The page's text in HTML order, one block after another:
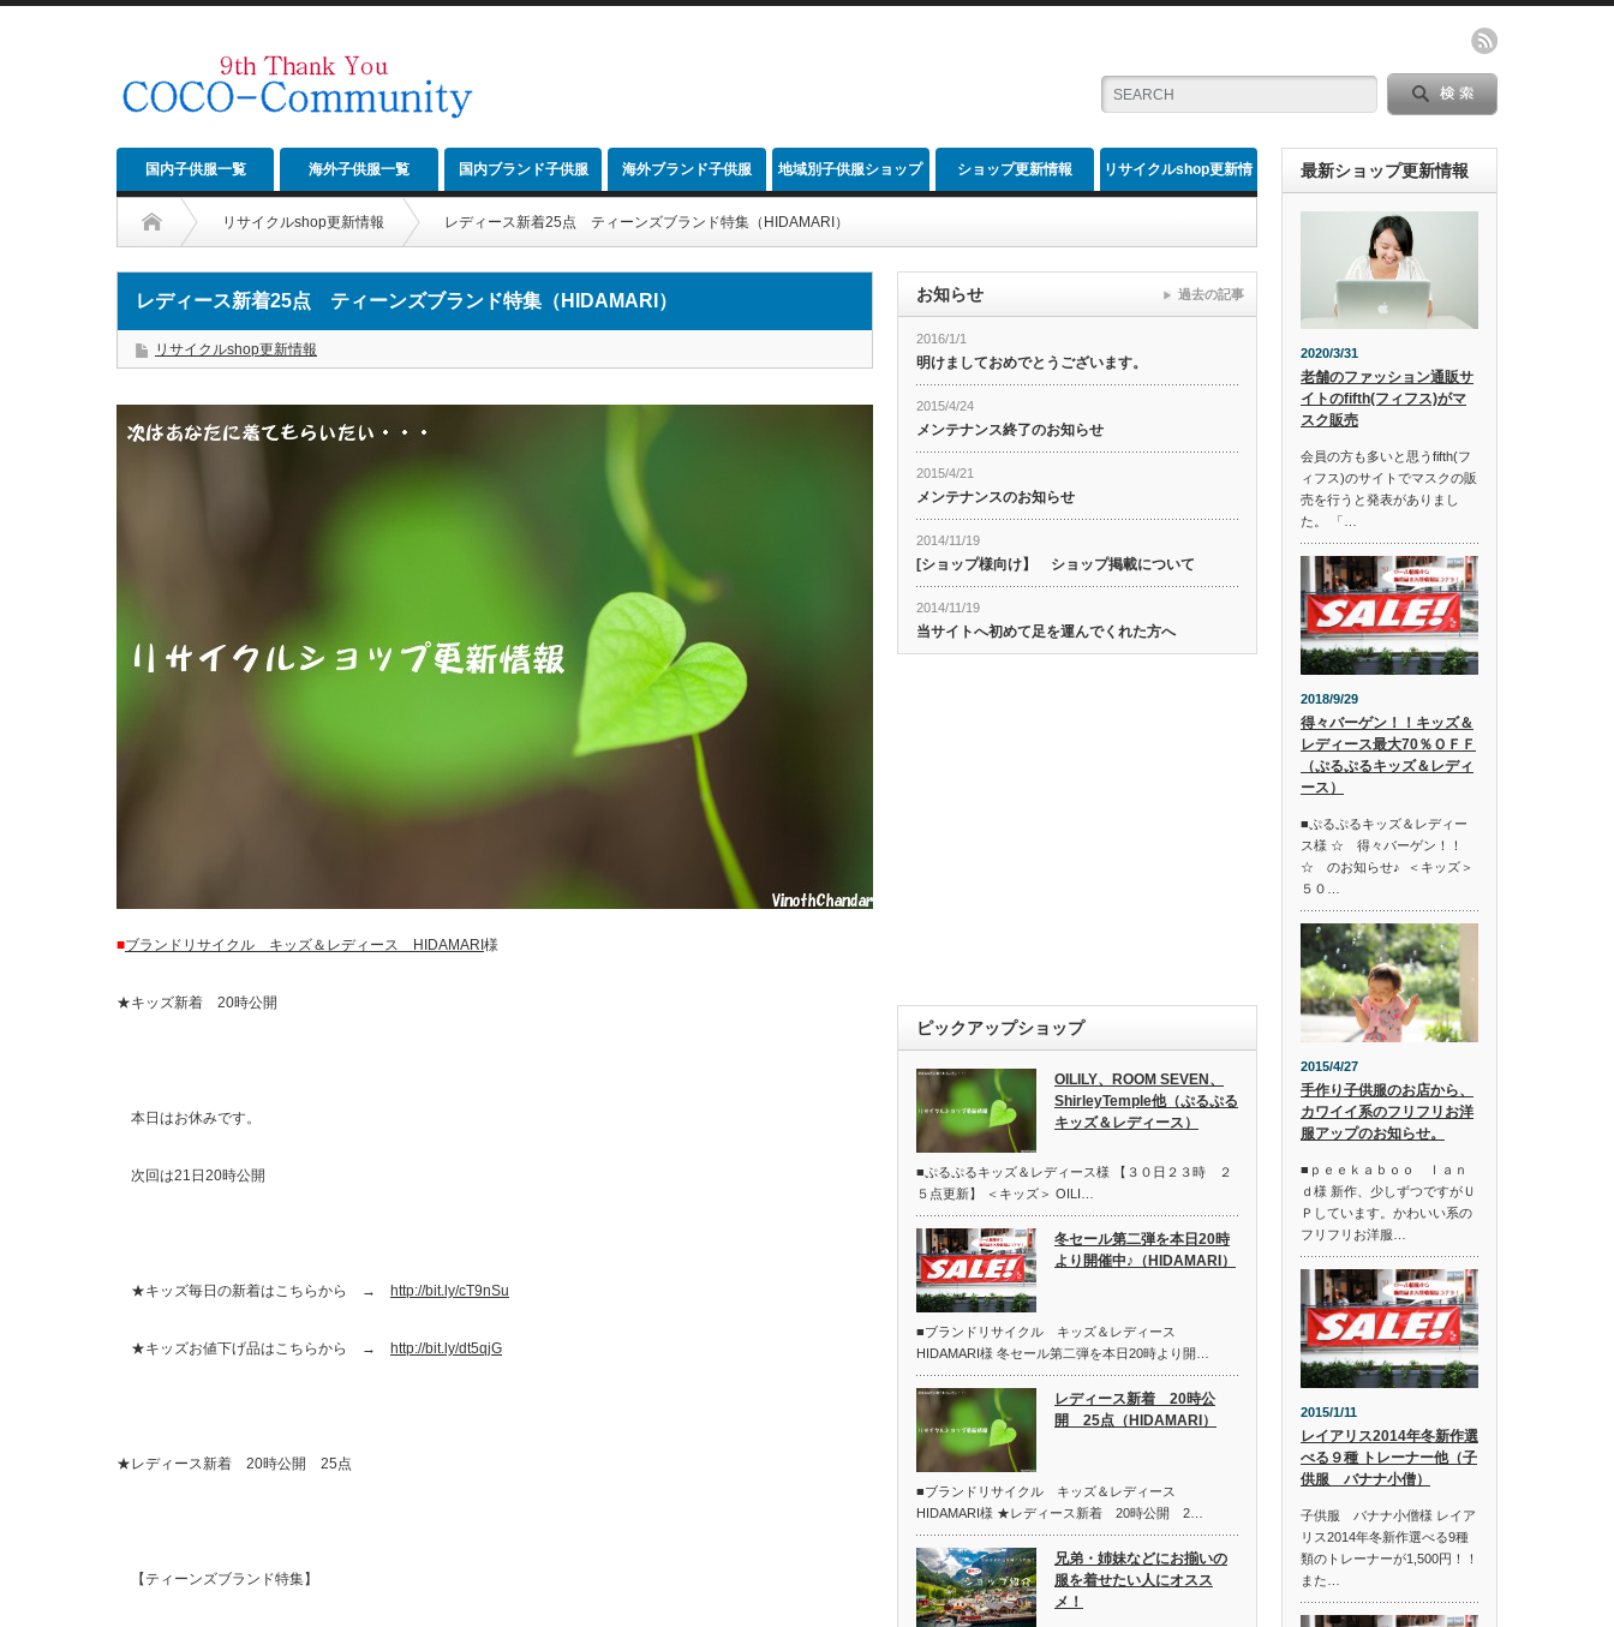
国内子供服一覧 海外子供服一覧 国内ブランド子供服 海外ブランド子供服 地域別子供服ショップ ショップ更新情報 リサイクルshop更新情
リサイクルshop更新情報 レディース新着25点 ティーンズブランド特集（HIDAMARI）
レディース新着25点 ティーンズブランド特集（HIDAMARI）
リサイクルshop更新情報
■ブランドリサイクル キッズ＆レディース HIDAMARI 様
★キッズ新着 20時公開
本日はお休みです。
次回は21日20時公開
★キッズ毎日の新着はこちらから → http://bit.ly/cT9nSu
★キッズお値下げ品はこちらから → http://bit.ly/dt5qjG
★レディース新着 20時公開 25点
【ティーンズブランド特集】
お知らせ
2016/1/1
明けましておめでとうございます。
2015/4/24
メンテナンス終了のお知らせ
2015/4/21
メンテナンスのお知らせ
2014/11/19
[ショップ様向け】 ショップ掲載について
2014/11/19
当サイトへ初めて足を運んでくれた方へ
過去の記事
ピックアップショップ
OILILY、ROOM SEVEN、
ShirleyTemple他（ぷるぷる
キッズ＆レディース）
■ぷるぷるキッズ＆レディース様 【３０日２３時 ２
５点更新】 ＜キッズ＞ OILI…
冬セール第二弾を本日20時
より開催中♪（HIDAMARI）
■ブランドリサイクル キッズ＆レディース
HIDAMARI様 冬セール第二弾を本日20時より開…
レディース新着 20時公
開 25点（HIDAMARI）
■ブランドリサイクル キッズ＆レディース
HIDAMARI様 ★レディース新着 20時公開 2…
兄弟・姉妹などにお揃いの
服を着せたい人にオスス
メ！
最新ショップ更新情報
2020/3/31
老舗のファッション通販サ
イトのfifth(フィフス)がマ
スク販売
会員の方も多いと思うfifth(フ
ィフス)のサイトでマスクの販
売を行うと発表がありまし
た。 「…
2018/9/29
得々バーゲン！！キッズ＆
レディース最大70％ＯＦＦ
（ぷるぷるキッズ＆レディ
ース）
■ぷるぷるキッズ＆レディー
ス様 ☆ 得々バーゲン！！
☆ のお知らせ♪ ＜キッズ＞
５０…
2015/4/27
手作り子供服のお店から、
カワイイ系のフリフリお洋
服アップのお知らせ。
■ｐｅｅｋａｂｏｏ ｌａｎ
ｄ様 新作、少しずつですがＵ
Ｐしています。かわいい系の
フリフリお洋服…
2015/1/11
レイアリス2014年冬新作選
べる９種 トレーナー他（子
供服 バナナ小僧）
子供服 バナナ小僧様 レイア
リス2014年冬新作選べる9種
類のトレーナーが1,500円！！
また…